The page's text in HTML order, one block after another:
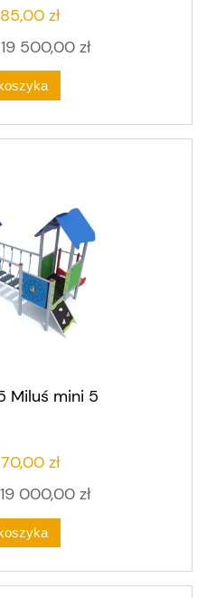
zł
19 500,00 zł
Miluś mini 5
zł
19 000,00 zł